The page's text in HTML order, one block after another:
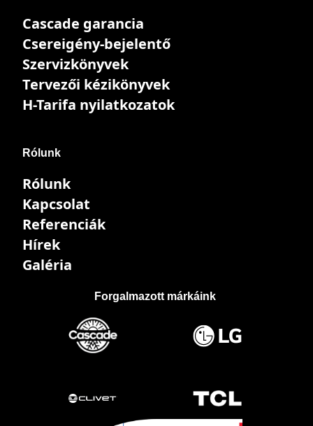
Cascade garancia
Csereigény-bejelentő
Szervizkönyvek
Tervezői kézikönyvek
H-Tarifa nyilatkozatok
Rólunk
Rólunk
Kapcsolat
Referenciák
Hírek
Galéria
Forgalmazott márkáink